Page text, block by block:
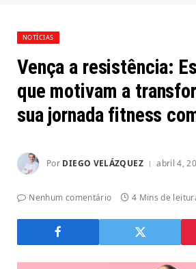
NOTÍCIAS
Vença a resistência:
que motivam a
sua jornada fitness
Por DIEGO VELÁZQUEZ abril 4,
Nenhum comentário 4 Mins de